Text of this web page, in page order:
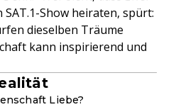
Show heiraten, spürt:
dieselben Träume
kann inspirierend und
Liebe?